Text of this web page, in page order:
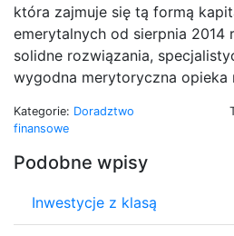
która zajmuje się tą formą
emerytalnych od sierpnia 2014
solidne rozwiązania,
wygodna merytoryczna opieka
Kategorie: Doradztwo
finansowe
Podobne wpisy
Inwestycje z klasą